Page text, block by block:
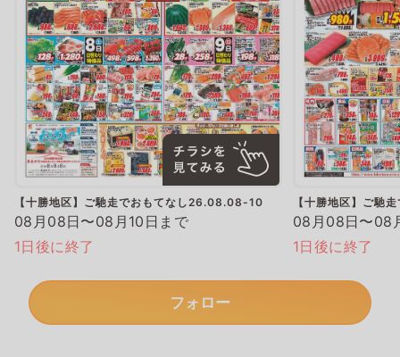
【十勝地区】ご馳走でおもてなし26.08.08-10
08月08日〜08月10日まで
1日後に終了
【十勝地区】ご馳
08月08日〜08
1日後に終了
フォロー